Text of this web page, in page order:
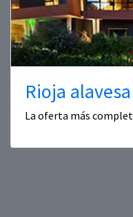
Rioja alavesa
La oferta más